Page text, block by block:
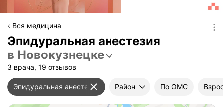
Вся медицина
Эпидуральная анестезия
в Новокузнецке
3 врача, 19 отзывов
Эпидуральная анестезия Район По ОМС